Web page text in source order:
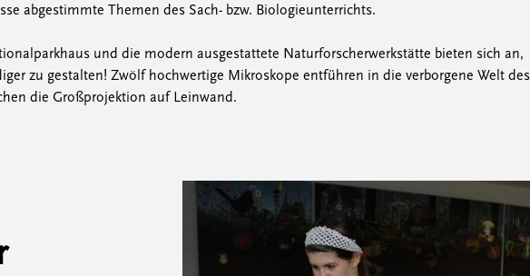
abgestimmte Themen des Sach- bzw. Biologieunterrichts.
und die modern ausgestattete Naturforscherwerkstätte bieten sich an,
zu gestalten! Zwölf hochwertige Mikroskope entführen in die verborgene Welt des
die Großprojektion auf Leinwand.